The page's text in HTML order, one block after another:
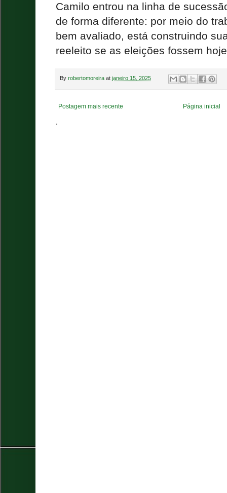
Camilo entrou na linha de
de forma diferente: por meio do
bem avaliado, está construindo
reeleito se as eleições fossem
By robertomoreira at janeiro 15, 2025
Postagem mais recente Página inicial
.